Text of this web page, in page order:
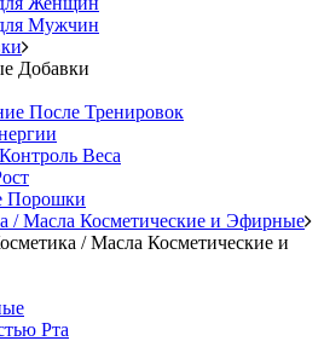
Мужчин
Добавки
После Тренировок
Веса
Порошки
/ Масла Косметические и Эфирные
/ Масла Косметические и
Рта